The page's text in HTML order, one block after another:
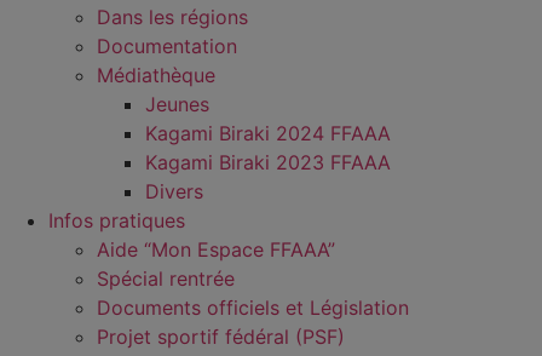
Dans les régions
Documentation
Médiathèque
Jeunes
Kagami Biraki 2024 FFAAA
Kagami Biraki 2023 FFAAA
Divers
Infos pratiques
Aide “Mon Espace FFAAA”
Spécial rentrée
Documents officiels et Législation
Projet sportif fédéral (PSF)